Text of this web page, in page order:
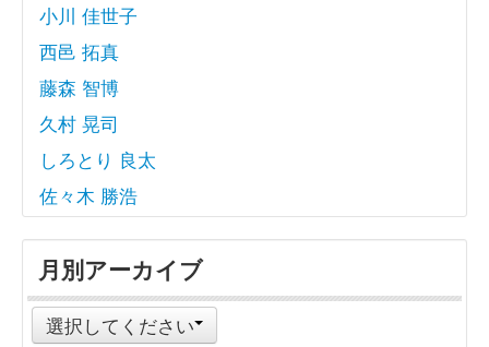
小川 佳世子
西邑 拓真
藤森 智博
久村 晃司
しろとり 良太
佐々木 勝浩
月別アーカイブ
選択してください